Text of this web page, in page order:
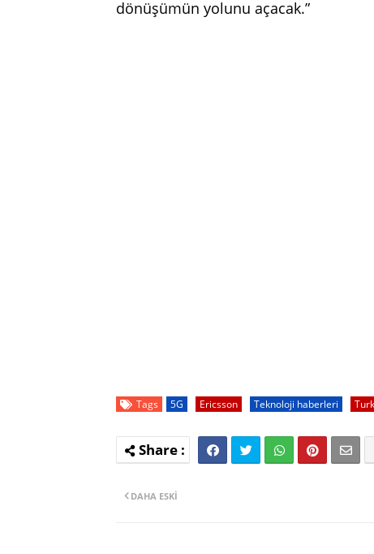
dönüşümün yolunu açacak.”
Tags 5G Ericsson Teknoloji haberleri
DAHA ESKI